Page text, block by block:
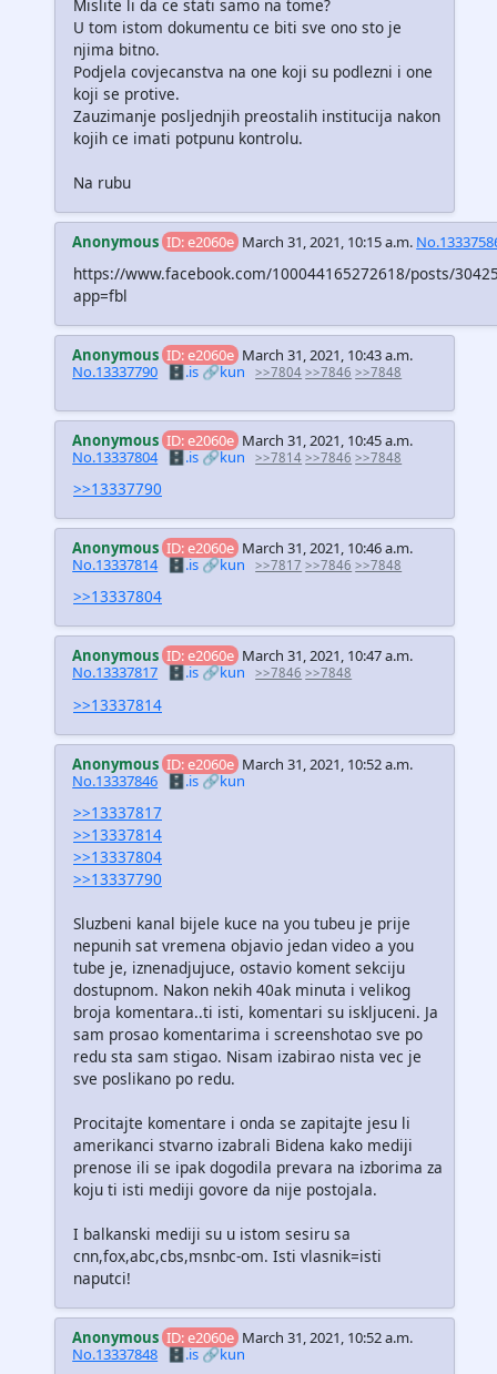
Mislite li da ce stati samo na tome?
U tom istom dokumentu ce biti sve ono sto je
njima bitno.
Podjela covjecanstva na one koji su podlezni i one
koji se protive.
Zauzimanje posljednjih preostalih institucija nakon
kojih ce imati potpunu kontrolu.
Na rubu
Anonymous ID: e2060e March 31, 2021, 10:15 a.m.
https://www.facebook.com/100044165272618/posts/
app=fbl
Anonymous ID: e2060e March 31, 2021, 10:43 a.m.
No.13337790 🗄️.is🔗kun >>7804 >>7846 >>7848
Anonymous ID: e2060e March 31, 2021, 10:45 a.m.
No.13337804 🗄️.is🔗kun >>7814 >>7846 >>7848
>>13337790
Anonymous ID: e2060e March 31, 2021, 10:46 a.m.
No.13337814 🗄️.is🔗kun >>7817 >>7846 >>7848
>>13337804
Anonymous ID: e2060e March 31, 2021, 10:47 a.m.
No.13337817
🗄️.is 🔗kun >>7846 >>7848
>>13337814
Anonymous ID: e2060e March 31, 2021, 10:52 a.m.
No.13337846 🗄️.is🔗kun
>>13337817
>>13337814
>>13337804
>>13337790
Sluzbeni kanal bijele kuce na you tubeu je prije
nepunih sat vremena objavio jedan video a you
tube je, iznenadjujuce, ostavio koment sekciju
dostupnom. Nakon nekih 40ak minuta i velikog
broja komentara..ti isti, komentari su iskljuceni. Ja
sam prosao komentarima i screenshotao sve po
redu sta sam stigao. Nisam izabirao nista vec je
sve poslikano po redu.
Procitajte komentare i onda se zapitajte jesu li
amerikanci stvarno izabrali Bidena kako mediji
prenose ili se ipak dogodila prevara na izborima za
koju ti isti mediji govore da nije postojala.
I balkanski mediji su u istom sesiru sa
cnn,fox,abc,cbs,msnbc-om. Isti vlasnik=isti
naputci!
Anonymous ID: e2060e March 31, 2021, 10:52 a.m.
No.13337848 🗄️.is🔗kun